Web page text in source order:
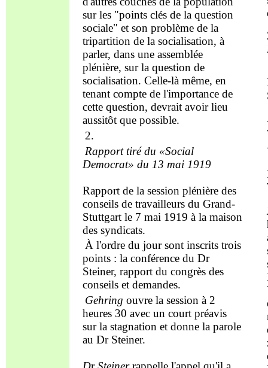
sur les "points clésde la question
sociale" et son problème de la
tripartition de la socialisation, à
parler, dans une assemblée
plénière, surla question de
socialisation. Celle-là même, en
tenant compte de l'importance de
cette question, devrait avoir lieu
aussitôtque possible.
2.
Rapport tiré du «Social
Democrat» du 13 mai 1919
Rapport de lasession plénière des
conseils de travailleurs du Grand-
Stuttgart le7 mai 1919 à la maison
des syndicats.
À l'ordre du jour sont inscrits trois
points : la conférencedu Dr
Steiner, rapportdu congrès des
conseils etdemandes.
Gehring ouvre la session à 2
heures 30 avec un court préavis
sur la stagnation et donne la parole
au Dr Steiner.